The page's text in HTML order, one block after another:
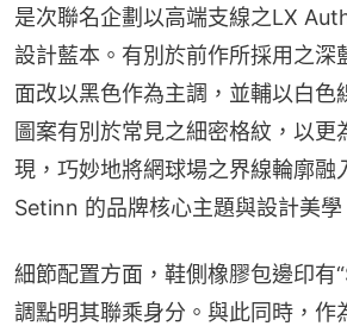
是次聯名企劃以高端支線之LX
設計藍本。有別於前作所採用之深
面改以黑色作為主調，並輔以白色
圖案有別於常見之細密格紋，以更
現，巧妙地將網球場之界線輪廓融
Setinn 的品牌核心主題與設計美學
細節配置方面，鞋側橡膠包邊印有
調點明其聯乘身分。與此同時，作